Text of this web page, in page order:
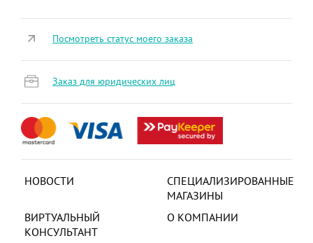
НОВОСТИ
СПЕЦИАЛИЗИРОВАННЫЕ
МАГАЗИНЫ
ВИРТУАЛЬНЫЙ
КОНСУЛЬТАНТ
О КОМПАНИИ
Посмотреть статус моего заказа
Заказ для юридических лиц